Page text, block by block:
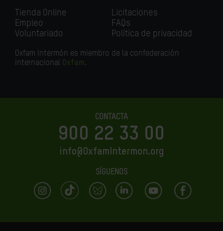
Tienda Online
Empleo
Voluntariado
Licitaciones
FAQs
Política de privacidad
Oxfam Intermón es miembro de la confederación
internacional Oxfam.
CONTACTA
900 22 33 00
info@OxfamIntermon.org
SÍGUENOS